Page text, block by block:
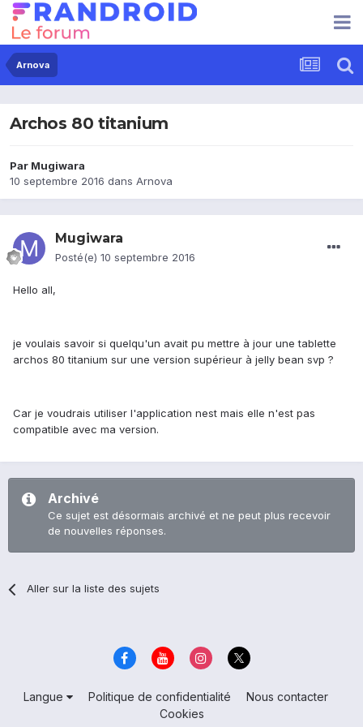
Arnova
Archos 80 titanium
Par Mugiwara
10 septembre 2016 dans Arnova
Mugiwara
Posté(e) 10 septembre 2016
Hello all,
je voulais savoir si quelqu'un avait pu mettre à jour une tablette
archos 80 titanium sur une version supérieur à jelly bean svp ?
Car je voudrais utiliser l'application nest mais elle n'est pas
compatible avec ma version.
Archivé
Ce sujet est désormais archivé et ne peut plus recevoir
de nouvelles réponses.
Aller sur la liste des sujets
Langue Politique de confidentialité
Nous contacter
Cookies